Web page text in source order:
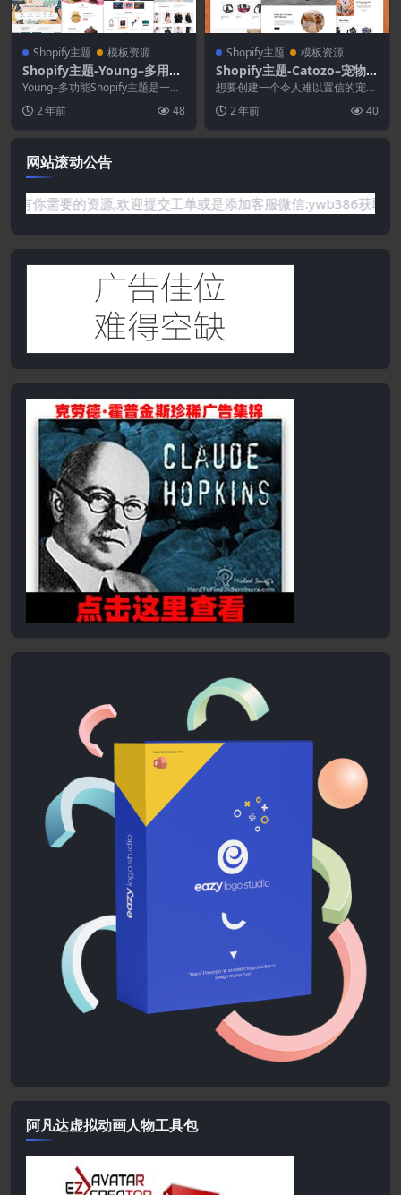
Shopify主题 模板资源
Shopify主题-Young–多用途
Shopify主题
Young–多功能Shopify主题是一个
许多有用...
2 年前 48
Shopify主题 模板资源
Shopify主题-Catozo–宠物店
响应式Shopify主题
想要创建一个令人难以置信的宠物
主题？选择Catoz...
2 年前 40
网站滚动公告
要的资源,欢迎提交工单或是添加客服微信:ywb386获取帮助！
阿凡达虚拟动画人物工具包